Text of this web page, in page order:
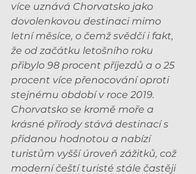
více uznává Chorvatsko jako
dovolenkovou destinaci mimo
letní měsíce, o čemž svědčí i fakt,
že od začátku letošního roku
přibylo 98 procent příjezdů a o 25
procent více přenocování oproti
stejnému období v roce 2019.
Chorvatsko se kromě moře a
krásné přírody stává destinací s
přidanou hodnotou a nabízí
turistům vyšší úroveň zážitků, což
moderní čeští turisté stále častěji